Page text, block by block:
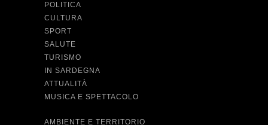
POLITICA
CULTURA
SPORT
SALUTE
TURISMO
IN SARDEGNA
ATTUALITÀ
MUSICA E SPETTACOLO
AMBIENTE E TERRITORIO